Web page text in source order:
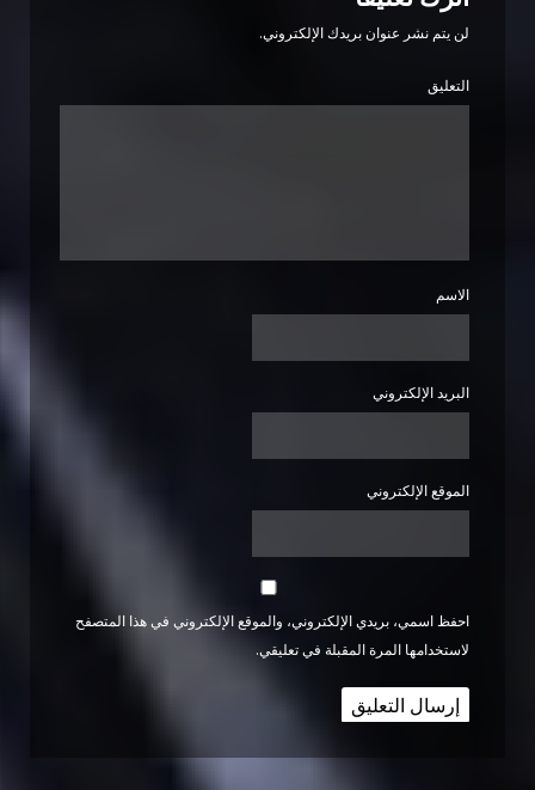
لن يتم نشر عنوان بريدك الإلكتروني.
التعليق
الاسم
البريد الإلكتروني
الموقع الإلكتروني
احفظ اسمي، بريدي الإلكتروني، والموقع الإلكتروني في هذا المتصفح
لاستخدامها المرة المقبلة في تعليقي.